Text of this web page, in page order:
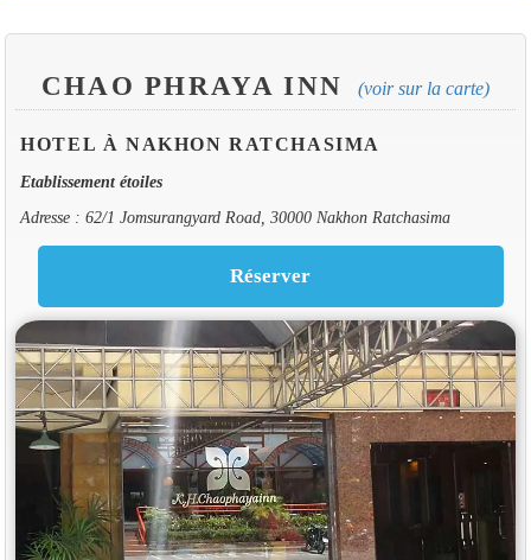
CHAO PHRAYA INN (voir sur la carte)
HOTEL À NAKHON RATCHASIMA
Etablissement étoiles
Adresse : 62/1 Jomsurangyard Road, 30000 Nakhon Ratchasima